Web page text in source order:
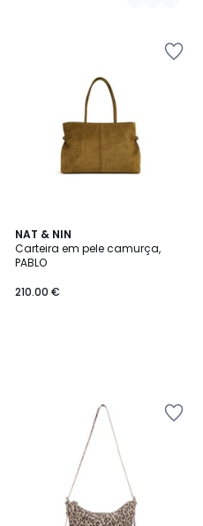
NAT & NIN
Carteira em pele camurça,
PABLO
210.00 €